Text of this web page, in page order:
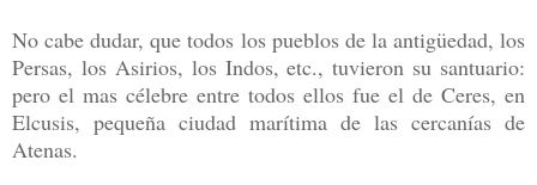
No cabe dudar, que todos los pueblos de la antigüedad, los
Persas, los Asirios, los Indos, etc., tuvieron su santuario:
pero el mas célebre entre todos ellos fue el de Ceres, en
Elcusis, pequeña ciudad marítima de las cercanías de
Atenas.